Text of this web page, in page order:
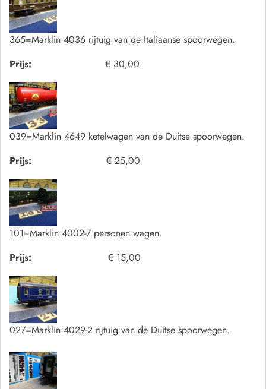
365=Marklin 4036 rijtuig van de Italiaanse spoorwegen.
Prijs:
€ 30,00
039=Marklin 4649 ketelwagen van de Duitse spoorwegen.
Prijs:
€ 25,00
101=Marklin 4002-7 personen wagen.
Prijs:
€ 15,00
027=Marklin 4029-2 rijtuig van de Duitse spoorwegen.